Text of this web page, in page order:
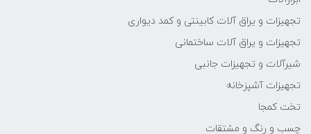
تجهیزات و یراق آلات کابینتی و کمد دیواری
تجهیزات و یراق آلات ساختمانی
شیرآلات و تجهیزات جانبی
تجهیزات آشپزخانه
تخت کمجا
چسب و رنگ و مشتقات